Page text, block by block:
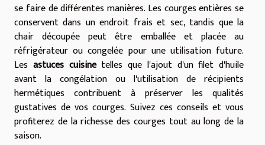
se faire de différentes manières. Les courges entières se
conservent dans un endroit frais et sec, tandis que la
chair découpée peut être emballée et placée au
réfrigérateur ou congelée pour une utilisation future.
Les astuces cuisinetelles que l'ajout d'un filet d'huile
avant la congélation ou l'utilisation de récipients
hermétiques contribuent à préserver les qualités
gustatives de vos courges. Suivez ces conseils et vous
profiterez de la richesse des courges tout au long de la
saison.